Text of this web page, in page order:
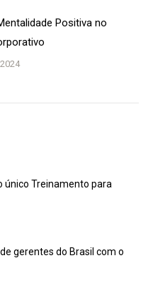
Positiva no
único Treinamento para
gerentes do Brasil com o